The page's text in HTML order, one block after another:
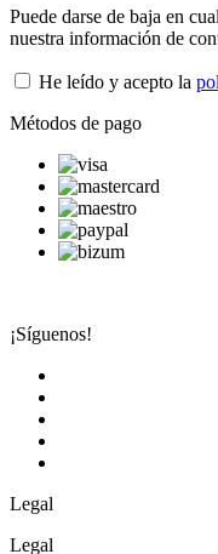
Puede darse de baja en
nuestra información de
He leído y acepto la
Métodos de pago
¡Síguenos!
Legal
Legal